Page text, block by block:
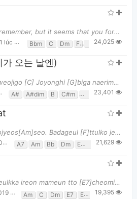
[F]I thought that you'd remember, but it seems that you forgot I[C]t’s hard for me to blame you w
Bbm C Dm F Gm24,025
오는 날엔)
[Em]Sesang-i [D]eodu weojigo [C] Joyonghi [G]biga naerimyeon [Am] Yeo [D]jeonhi geudaero [Gsus4] [
A# A#dim B C#m D#m E F#
23,401
Boran deu[Dm]si muneojyeos[Am]seo. Badageul [F]ttulko jeo jihakka[Bb]ji Ot kkeutja[Dm]rak japgetda[
A7 Am Bb Dm Em7b5 F Gm
21,629
neol eojjeomyeon [C]joeulkka ireon mameun tto [E7]cheomira Up and down-i jom [Am]shimhae jojeori ja
Am C Dm E7 Em F G
19,395